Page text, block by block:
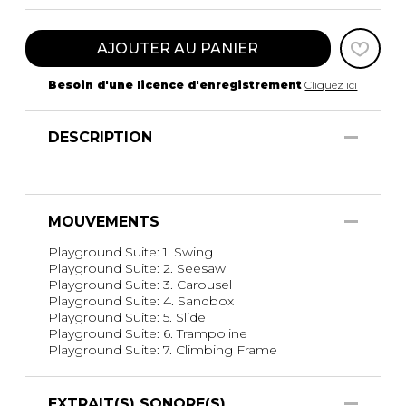
AJOUTER AU PANIER
Besoin d'une licence d'enregistrement Cliquez ici
DESCRIPTION
MOUVEMENTS
Playground Suite: 1. Swing
Playground Suite: 2. Seesaw
Playground Suite: 3. Carousel
Playground Suite: 4. Sandbox
Playground Suite: 5. Slide
Playground Suite: 6. Trampoline
Playground Suite: 7. Climbing Frame